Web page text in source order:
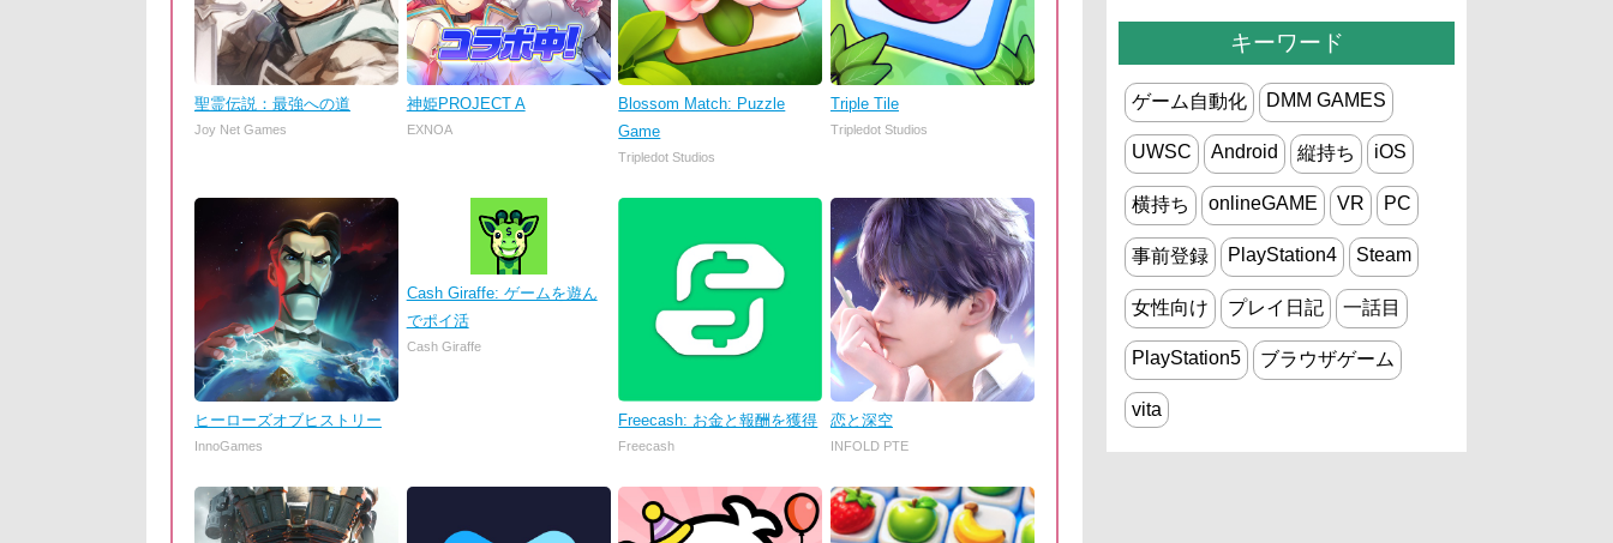
聖霊伝説：最強への道
Joy Net Games
神姫PROJECT A
EXNOA
Blossom Match: Puzzle
Game
Tripledot Studios
Triple Tile
Tripledot Studios
ヒーローズオブヒストリー
InnoGames
Cash Giraffe: ゲームを遊ん
でポイ活
Cash Giraffe
Freecash: お金と報酬を獲得
Freecash
恋と深空
INFOLD PTE
キーワード
ゲーム自動化 DMM GAMES
UWSC Android 縦持ち iOS
横持ち onlineGAME VR PC
事前登録 PlayStation4 Steam
女性向け プレイ日記 一話目
PlayStation5 ブラウザゲーム
vita